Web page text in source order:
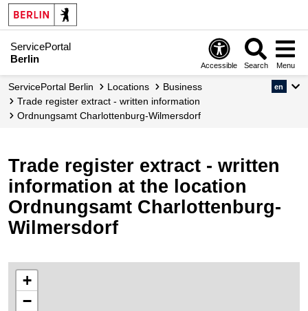
ServicePortal
Berlin
Accessible Search Menu
ServicePortal Berlin Locations
Business
Trade register extract - written information
Ordnungsamt Charlottenburg-Wilmersdorf
en
Trade register extract - written
information at the location
Ordnungsamt Charlottenburg-
Wilmersdorf
+
−